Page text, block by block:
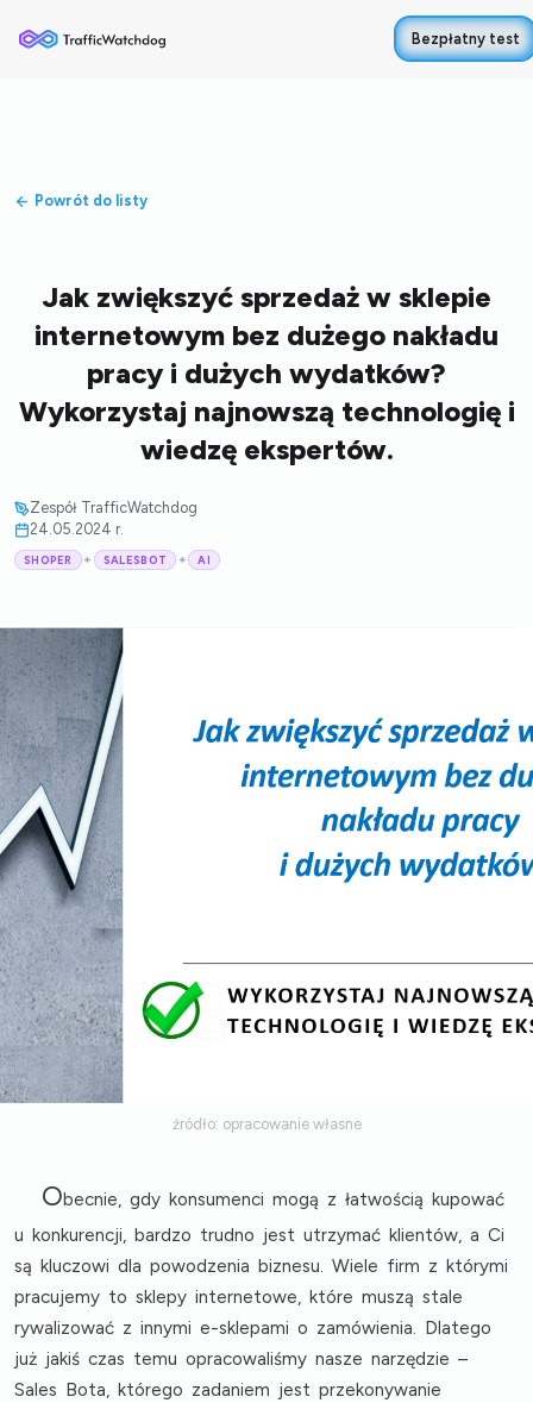
Bezpłatny test
Powrót do listy
Jak zwiększyć sprzedaż w sklepie
internetowym bez dużego nakładu
pracy i dużych wydatków?
Wykorzystaj najnowszą technologię i
wiedzę ekspertów.
Zespół TrafficWatchdog
24.05.2024 r.
SHOPER + SALESBOT + AI
źródło: opracowanie własne
Obecnie, gdy konsumenci mogą z łatwością kupować
u konkurencji, bardzo trudno jest utrzymać klientów, a Ci
są kluczowi dla powodzenia biznesu. Wiele firm z którymi
pracujemy to sklepy internetowe, które muszą stale
rywalizować z innymi e-sklepami o zamówienia. Dlatego
już jakiś czas temu opracowaliśmy nasze narzędzie –
Sales Bota, którego zadaniem jest przekonywanie